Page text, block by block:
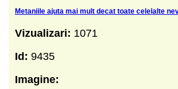
Metaniile ajuta mai mult decat toate celelalte
Vizualizari: 1071
Id: 9435
Imagine: